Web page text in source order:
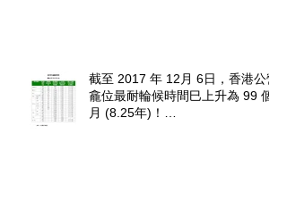
截至 2017 年 12月 6日，香港公營
龕位最耐輪候時間巳上升為 99 個
月 (8.25年)！